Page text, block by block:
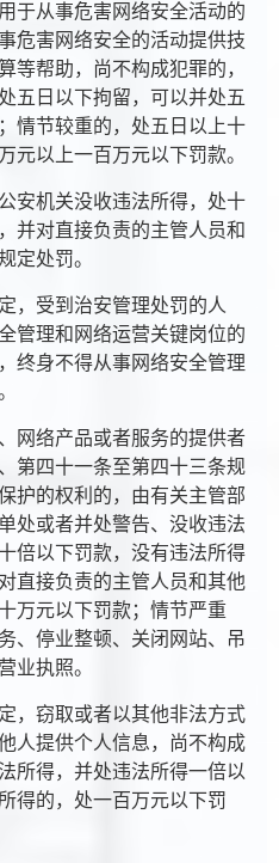
于从事危害网络安全活动的
危害网络安全的活动提供技
等帮助，尚不构成犯罪的，
五日以下拘留，可以并处五
情节较重的，处五日以上十
元以上一百万元以下罚款。
安机关没收违法所得，处十
并对直接负责的主管人员和
定处罚。
，受到治安管理处罚的人
管理和网络运营关键岗位的
终身不得从事网络安全管理
网络产品或者服务的提供者
第四十一条至第四十三条规
护的权利的，由有关主管部
处或者并处警告、没收违法
倍以下罚款，没有违法所得
直接负责的主管人员和其他
万元以下罚款；情节严重
、停业整顿、关闭网站、吊
业执照。
，窃取或者以其他非法方式
人提供个人信息，尚不构成
所得，并处违法所得一倍以
得的，处一百万元以下罚